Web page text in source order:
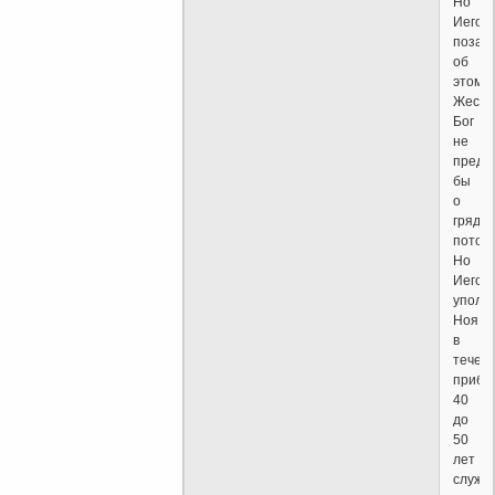
об
этом.
Бог
не
бы
о
Но
Ноя
в
40
до
50
лет